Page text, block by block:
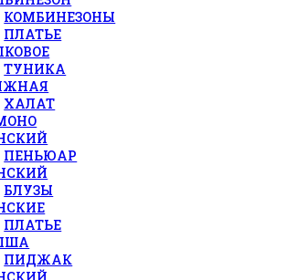
КОМБИНЕЗОНЫ
ПЛАТЬЕ
ТУНИКА
ХАЛАТ
ПЕНЬЮАР
БЛУЗЫ
ПЛАТЬЕ
ПИДЖАК